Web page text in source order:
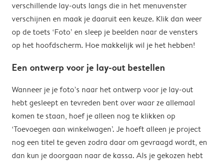
verschillende lay-outs langs die in het menuvenster
verschijnen en maak je daaruit een keuze. Klik dan weer
op de toets ‘Foto’ en sleep je beelden naar de vensters
op het hoofdscherm. Hoe makkelijk wil je het hebben!
Een ontwerp voor je lay-out bestellen
Wanneer je je foto’s naar het ontwerp voor je lay-out
hebt gesleept en tevreden bent over waar ze allemaal
komen te staan, hoef je alleen nog te klikken op
‘Toevoegen aan winkelwagen’. Je hoeft alleen je project
nog een titel te geven zodra daar om gevraagd wordt, en
dan kun je doorgaan naar de kassa. Als je gekozen hebt